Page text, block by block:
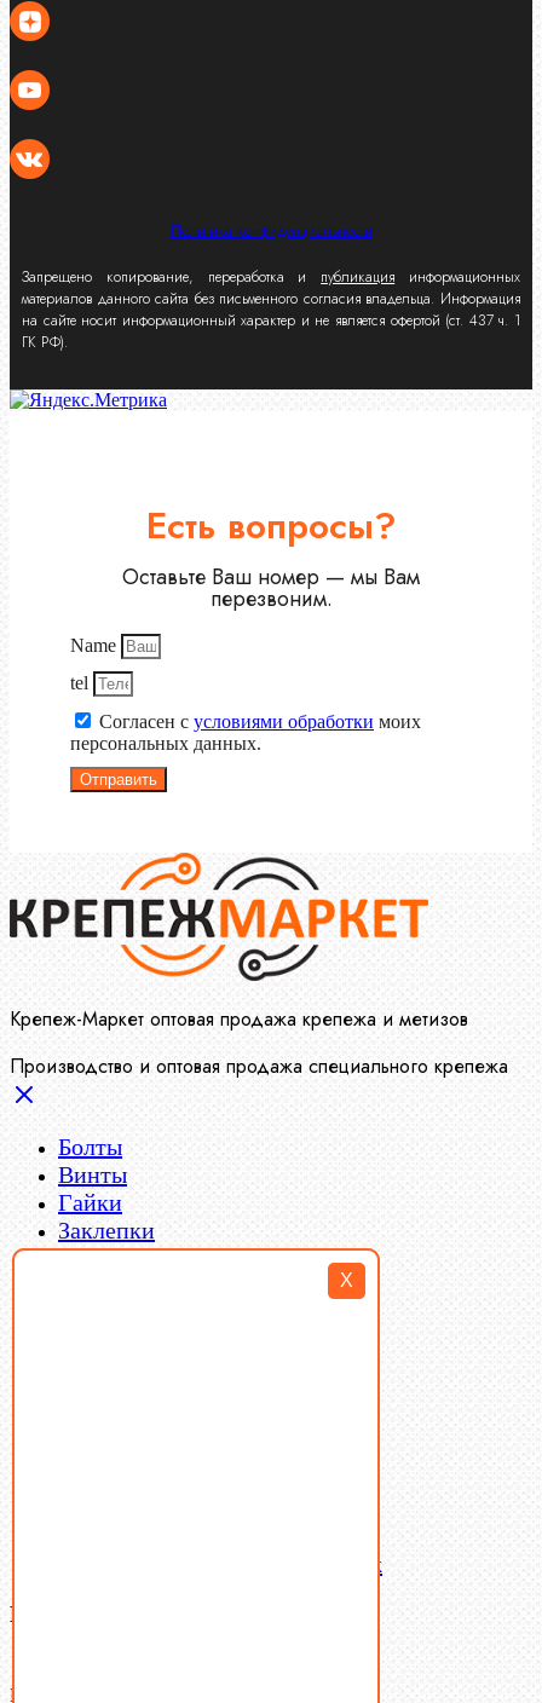
X
Политика конфиденциальности
Запрещено копирование, переработка и публикация информационных
материалов данного сайта без письменного согласия владельца. Информация
на сайте носит информационный характер и не является офертой (ст. 437 ч. 1
ГК РФ).
Есть вопросы?
Оставьте Ваш номер — мы Вам
перезвоним.
Name
tel
Согласен с условиями обработки моих
персональных данных.
Отправить
Крепеж-Маркет оптовая продажа крепежа и метизов
Производство и оптовая продажа специального крепежа
Болты
Винты
Гайки
Заклепки
Пресс-масленки
Латунный и бронзовый крепеж
Ваша корзина
В корзине нет товаров.